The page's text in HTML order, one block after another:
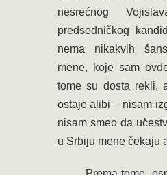
nesrećnog
predsedničkog
nema nikakvih
mene, koje sam
tome su dosta rekli,
ostaje alibi – nisam
nisam smeo da
u Srbiju mene čekaju